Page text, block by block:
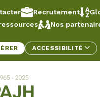
Recrutement
Nos
ACCESSIBILITÉ
des cookies